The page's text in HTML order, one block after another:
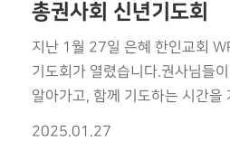
총권사회 신년기도회
지난 1월 27일 은혜 한인교회
기도회가 열렸습니다.권사님들
알아가고, 함께 기도하는 시간을
2025.01.27